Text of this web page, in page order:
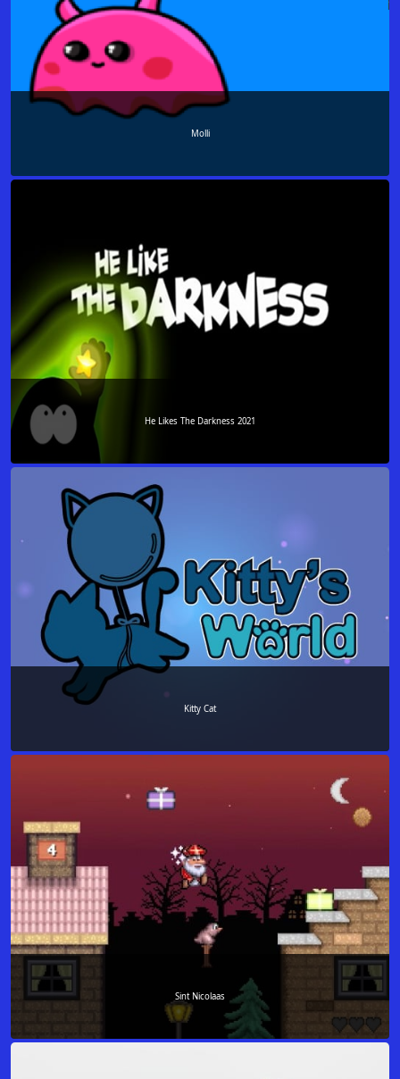
Molli
He Likes The Darkness 2021
Kitty Cat
Sint Nicolaas